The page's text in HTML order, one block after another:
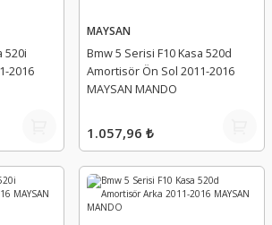
520i
2016
MAYSAN
Bmw 5 Serisi F10 Kasa 520d
Amortisör Ön Sol 2011-2016
MAYSAN MANDO
1.057,96 ₺